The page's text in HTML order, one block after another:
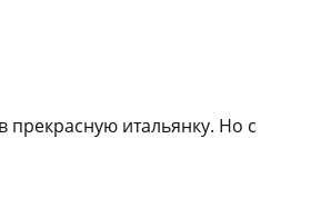
итальянку. Но с